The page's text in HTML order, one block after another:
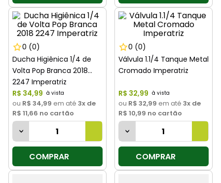
0 (0)
Ducha Higiênica 1/4 de
Volta Pop Branca 2018
2247 Imperatriz
R$ 34,99
ou R$ 34,99 em até 3x de
R$ 11,66 no cartão
COMPRAR
0 (0)
Válvula 1.1/4 Tanque Metal
Cromado Imperatriz
R$ 32,99
ou R$ 32,99 em até 3x de
R$ 10,99 no cartão
COMPRAR